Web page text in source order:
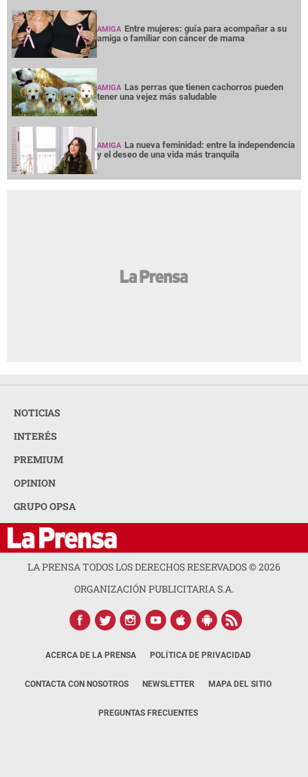
AMIGA Entre mujeres: guía para acompañar a su
amiga o familiar con cáncer de mama
AMIGA Las perras que tienen cachorros pueden
tener una vejez más saludable
AMIGA La nueva feminidad: entre la independencia
y el deseo de una vida más tranquila
NOTICIAS
INTERÉS
PREMIUM
OPINION
GRUPO OPSA
LA PRENSA TODOS LOS DERECHOS RESERVADOS ©2026
ORGANIZACIÓN PUBLICITARIA S.A.
ACERCA DE LA PRENSA POLÍTICA DE PRIVACIDAD
CONTACTA CON NOSOTROS NEWSLETTER MAPA DEL SITIO
PREGUNTAS FRECUENTES